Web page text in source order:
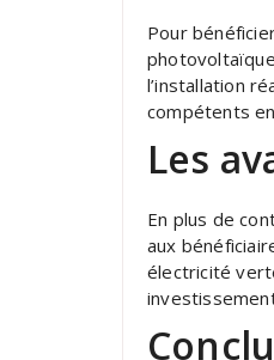
Pour
l’installation
compétents
Les
En plus de
aux
électricité